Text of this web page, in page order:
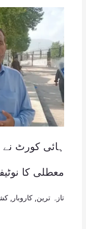
ہائی کورٹ
معطلی کا
تازہ ترین کاروبار